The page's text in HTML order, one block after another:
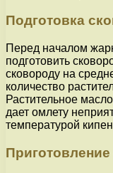
Подготовка
Перед началом
подготовить
сковороду на
количество
Растительное
дает омлету
температурой